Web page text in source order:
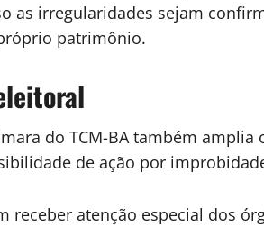
as irregularidades sejam
patrimônio.
do TCM-BA também
de ação por
receber atenção especial dos